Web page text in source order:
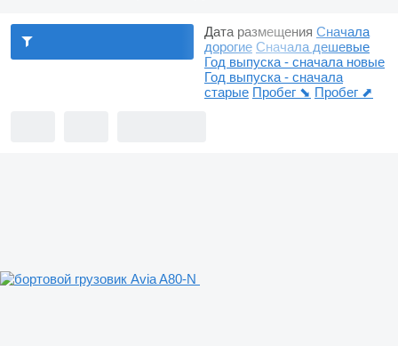
Дата размещения Сначала
дорогие Сначала дешевые
Год выпуска - сначала новые
Год выпуска - сначала
старые Пробег ⬊ Пробег ⬈